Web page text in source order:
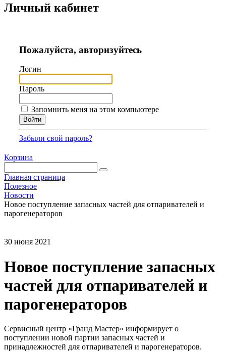
Личный кабинет
Пожалуйста, авторизуйтесь
Логин
Пароль
Запомнить меня на этом компьютере
Забыли свой пароль?
Корзина
Главная страница
Полезное
Новости
Новое поступление запасных частей для отпаривателей и
парогенераторов
30 июня 2021
Новое поступление запасных
частей для отпаривателей и
парогенераторов
Сервисный центр «Гранд Мастер» информирует о
поступлении новой партии запасных частей и
принадлежностей для отпаривателей и парогенераторов.